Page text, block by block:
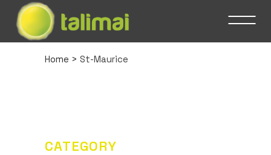
Home > St-Maurice
CATEGORY